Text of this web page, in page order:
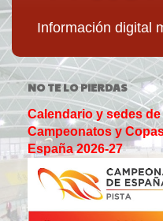
Información digital
NO TE LO PIERDAS
Calendario y sedes
Campeonatos y
España 2026-27